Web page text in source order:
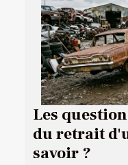
Les
du retrait
savoir ?